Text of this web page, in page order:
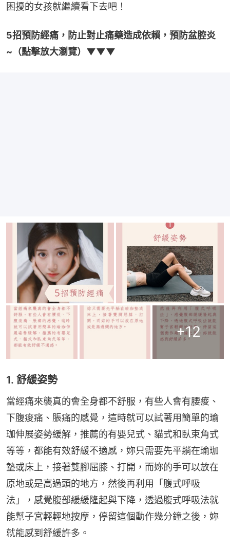
困擾的女孩就繼續看下去吧！
5招預防經痛，防止對止痛藥造成依賴，預防盆腔炎
~（點擊放大瀏覽）▼▼▼
+12
1. 舒緩姿勢
當經痛來襲真的會全身都不舒服，有些人會有腰痠、
下腹痠痛、脹痛的感覺，這時就可以試著用簡單的瑜
珈伸展姿勢緩解，推薦的有嬰兒式、貓式和臥束角式
等等，都能有效舒緩不適感，妳只需要先平躺在瑜珈
墊或床上，接著雙腳屈膝、打開，而妳的手可以放在
原地或是高過頭的地方，然後再利用「腹式呼吸
法」，感覺腹部緩緩隆起與下降，透過腹式呼吸法就
能幫子宮輕輕地按摩，停留這個動作幾分鐘之後，妳
就能感到舒緩許多。